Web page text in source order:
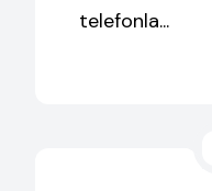
telefonla...